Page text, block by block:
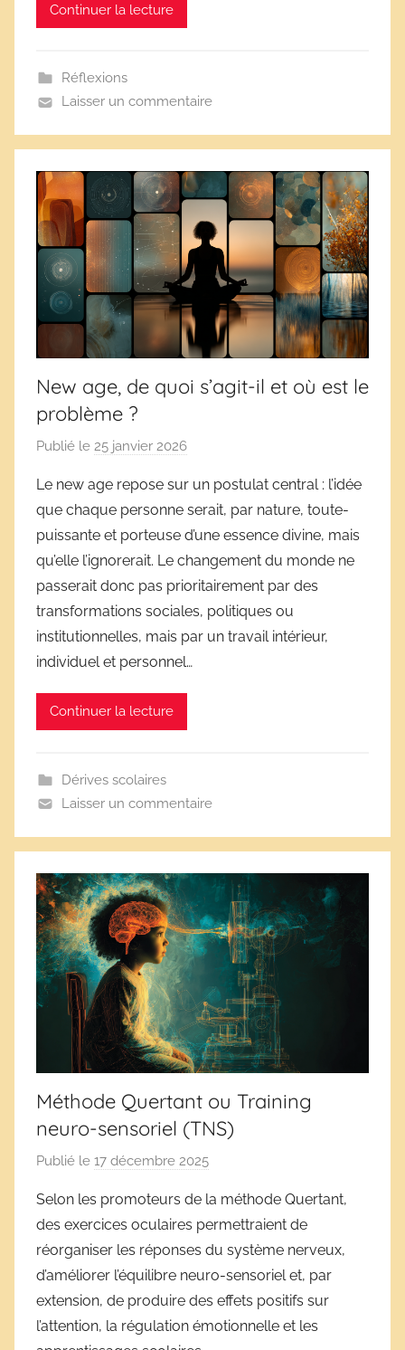
Continuer la lecture
Réflexions
Laisser un commentaire
New age, de quoi s’agit-il et où est le
problème ?
Publié le 25 janvier 2026
D
é
r
i
v
e
i
Le new age repose sur un postulat central : l’idée
que chaque personne serait, par nature, toute-
puissante et porteuse d’une essence divine, mais
qu’elle l’ignorerait. Le changement du monde ne
passerait donc pas prioritairement par des
transformations sociales, politiques ou
institutionnelles, mais par un travail intérieur,
individuel et personnel…
Continuer la lecture
Dérives scolaires
Laisser un commentaire
Méthode Quertant ou Training
neuro-sensoriel (TNS)
Publié le 17 décembre 2025
r
D
é
r
i
v
Selon les promoteurs de la méthode Quertant,
des exercices oculaires permettraient de
réorganiser les réponses du système nerveux,
d’améliorer l’équilibre neuro-sensoriel et, par
extension, de produire des effets positifs sur
l’attention, la régulation émotionnelle et les